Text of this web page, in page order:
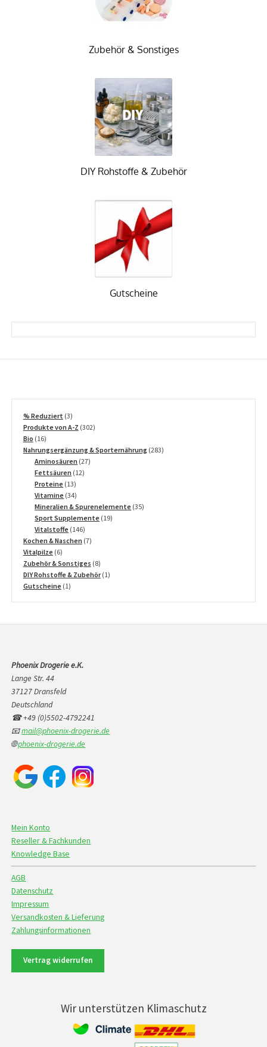
Zubehör & Sonstiges
DIY Rohstoffe & Zubehör
Gutscheine
% Reduziert 33
Produkte
Produkte von A-Z 302302
Bio 1616
Produkte
Nahrungsergänzung & Sporternährung 283283
Aminosäuren 2727
Fettsäuren 1212
Proteine 1313
Produkte
Vitamine 3434
Produkte
Mineralien & Spurenelemente 3535
Sport Supplemente 1919
Vitalstoffe 146146
Produkte
Kochen & Naschen 77
Vitalpilze 66
Produkte
Zubehör & Sonstiges 88
Produkte
DIY Rohstoffe & Zubehör 11
Gutscheine 11
Phoenix Drogerie e.K.
Lange Str. 44
37127 Dransfeld
Deutschland
☎ +49 (0)5502-4792241
📧mail@phoenix-drogerie.de
🌐phoenix-drogerie.de
Mein Konto
Reseller & Fachkunden
Knowledge Base
AGB
Datenschutz
Impressum
Versandkosten & Lieferung
Zahlungsinformationen
Vertrag widerrufen
Wir unterstützen Klimaschutz